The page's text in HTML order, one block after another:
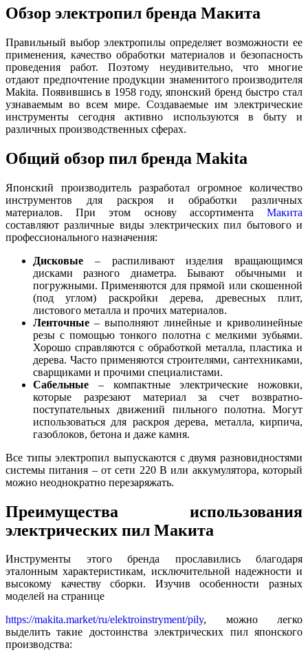
Обзор электропил бренда Макита
Правильный выбор электропилы определяет возможности ее
применения, качество обработки материалов и безопасность
проведения работ. Поэтому неудивительно, что многие
отдают предпочтение продукции знаменитого производителя
Makita. Появившись в 1958 году, японский бренд быстро стал
узнаваемым во всем мире. Создаваемые им электрические
инструменты сегодня активно используются в быту и
различных производственных сферах.
Общий обзор пил бренда Makita
Японский производитель разработал огромное количество
инструментов для раскроя и обработки различных
материалов. При этом основу ассортимента Макита
составляют различные виды электрических пил бытового и
профессионального назначения:
Дисковые – распиливают изделия вращающимся
дисками разного диаметра. Бывают обычными и
погружными. Применяются для прямой или скошенной
(под углом) раскройки дерева, древесных плит,
листового металла и прочих материалов.
Ленточные – выполняют линейные и криволинейные
резы с помощью тонкого полотна с мелкими зубьями.
Хорошо справляются с обработкой металла, пластика и
дерева. Часто применяются строителями, сантехниками,
сварщиками и прочими специалистами.
Сабельные – компактные электрические ножовки,
которые разрезают материал за счет возвратно-
поступательных движений пильного полотна. Могут
использоваться для раскроя дерева, металла, кирпича,
газоблоков, бетона и даже камня.
Все типы электропил выпускаются с двумя разновидностями
системы питания – от сети 220 В или аккумулятора, который
можно неоднократно перезаряжать.
Преимущества использования
электрических пил Макита
Инструменты этого бренда прославились благодаря
эталонным характеристикам, исключительной надежности и
высокому качеству сборки. Изучив особенности разных
моделей на странице
https://makita.market/ru/elektroinstryment/pily, можно легко
выделить такие достоинства электрических пил японского
производства: